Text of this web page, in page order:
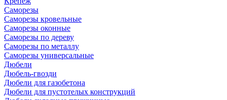
Саморезы
Саморезы кровельные
Саморезы оконные
Саморезы по дереву
Саморезы по металлу
Саморезы универсальные
Дюбели
Дюбель-гвозди
Дюбели для газобетона
Дюбели для пустотелых конструкций